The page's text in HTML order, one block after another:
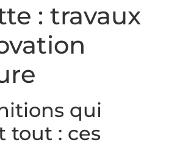
: travaux
qui
tout : ces